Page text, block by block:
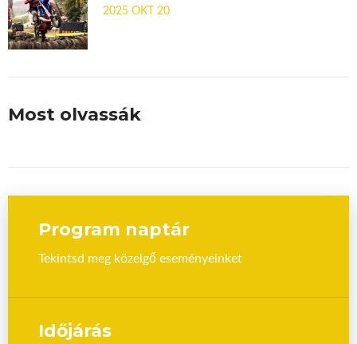
2025 OKT 20
Most olvassák
Program naptár
Tekintsd meg közelgő eseményeinket
Időjárás